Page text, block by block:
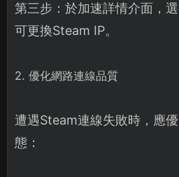
第三步：於加速詳情介面，
可更換Steam IP。
2. 優化網路連線品質
遭遇Steam連線失敗時，應
態：